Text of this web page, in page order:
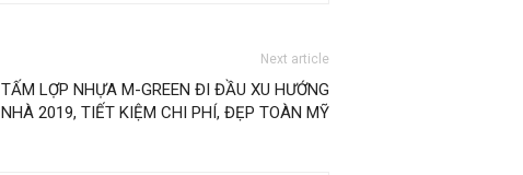
Next article
TẤM LỢP NHỰA M-GREEN ĐI ĐẦU XU HƯỚNG
NHÀ 2019, TIẾT KIỆM CHI PHÍ, ĐẸP TOÀN MỸ